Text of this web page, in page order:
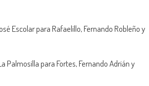
Escolar para Rafaelillo, Fernando Robleño y
Palmosilla para Fortes, Fernando Adrián y